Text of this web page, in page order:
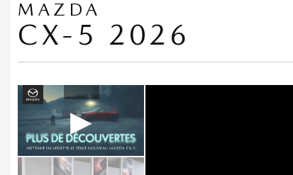
MAZDA
CX-5 2026
▶